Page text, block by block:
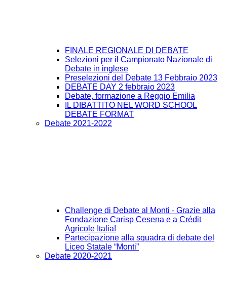
FINALE REGIONALE DI DEBATE
Selezioni per il Campionato Nazionale di
Debate in inglese
Preselezioni del Debate 13 Febbraio 2023
DEBATE DAY 2 febbraio 2023
Debate, formazione a Reggio Emilia
IL DIBATTITO NEL WORD SCHOOL
DEBATE FORMAT
Debate 2021-2022
Challenge di Debate al Monti - Grazie alla
Fondazione Carisp Cesena e a Crédit
Agricole Italia!
Partecipazione alla squadra di debate del
Liceo Statale “Monti”
Debate 2020-2021